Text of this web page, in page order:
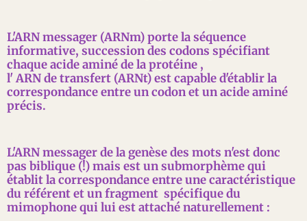
L'ARN messager (ARNm) porte la séquence
informative, succession des codons spécifiant
chaque acide aminé de la protéine ,
l' ARN de transfert (ARNt) est capable d'établir la
correspondance entre un codon et un acide aminé
précis.
L'ARN messager de la genèse des mots n'est donc
pas biblique (!) mais est un submorphème qui
établit la correspondance entre une caractéristique
du référent et un fragment spécifique du
mimophone qui lui est attaché naturellement :